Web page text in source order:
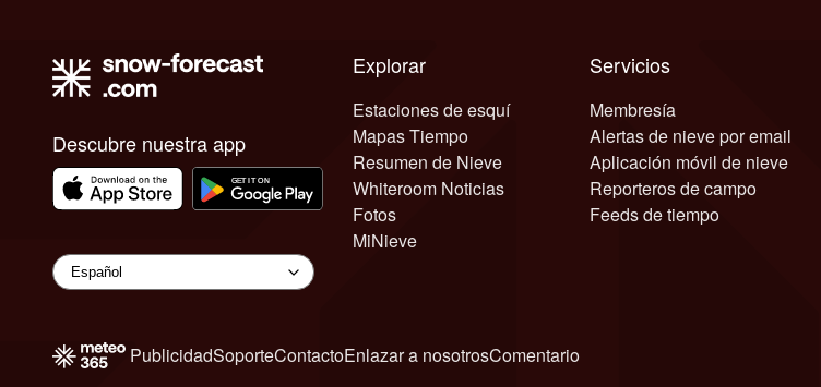
Descubre nuestra app
Explorar
Estaciones de esquí
Mapas Tiempo
Resumen de Nieve
Whiteroom Noticias
Fotos
MiNieve
Servicios
Membresía
Alertas de nieve por email
Aplicación móvil de nieve
Reporteros de campo
Feeds de tiempo
PublicidadSoporteContactoEnlazar a nosotrosComentario